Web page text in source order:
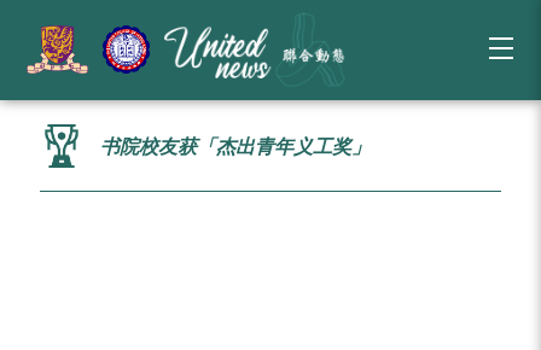
书院校友获「杰出青年义工奖」